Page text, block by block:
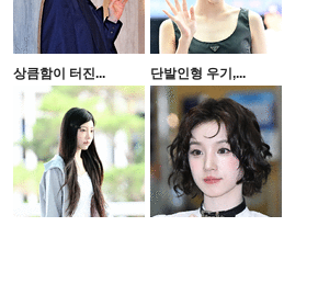
상큼함이 터진... 단발인형 우기,...